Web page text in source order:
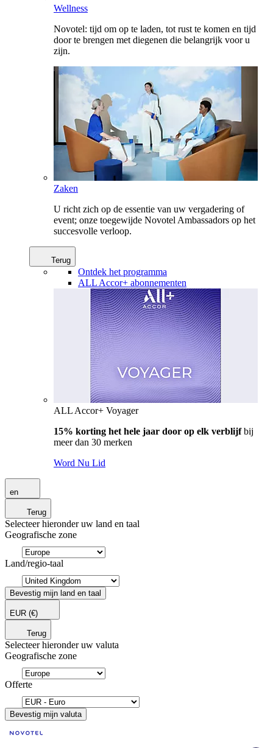
Wellness
Novotel: tijd om op te laden, tot rust te komen en tijd
door te brengen met diegenen die belangrijk voor u
zijn.
Zaken
U richt zich op de essentie van uw vergadering of
event; onze toegewijde Novotel Ambassadors op het
succesvolle verloop.
Terug
Ontdek het programma
ALL Accor+ abonnementen
ALL Accor+ Voyager
15% korting het hele jaar door op elk verblijfbij
meer dan 30 merken
Word Nu Lid
en
Terug
Selecteer hieronder uw land en taal
Geografische zone
Land/regio-taal
Bevestig mijn land en taal
EUR (€)
Terug
Selecteer hieronder uw valuta
Geografische zone
Offerte
Bevestig mijn valuta